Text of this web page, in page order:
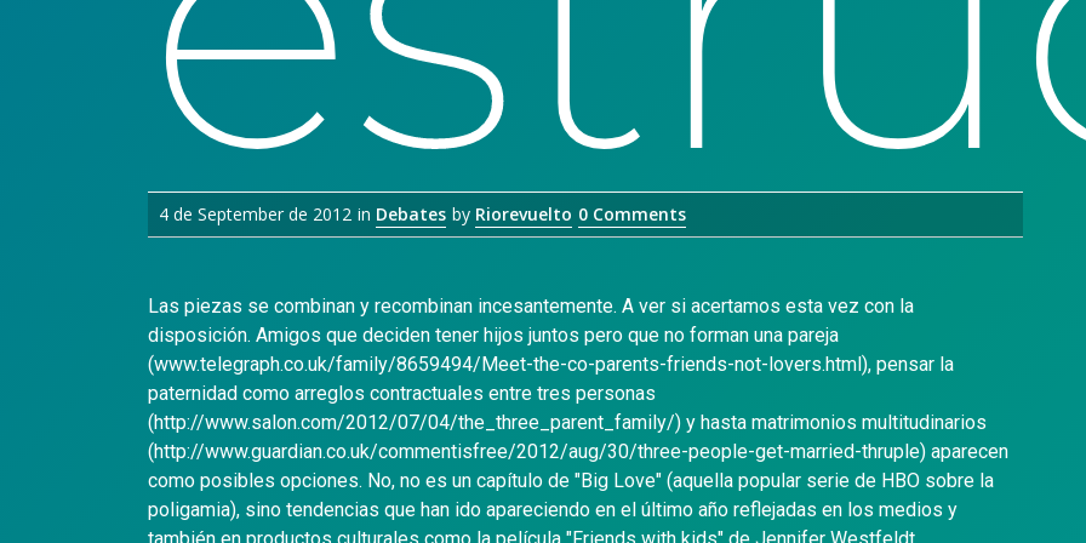
4 de September de 2012 in Debates by Riorevuelto 0 Comments
Las piezas se combinan y recombinan incesantemente. A ver si acertamos esta vez con la
disposición. Amigos que deciden tener hijos juntos pero que no forman una pareja
(www.telegraph.co.uk/family/8659494/Meet-the-co-parents-friends-not-lovers.html), pensar la
paternidad como arreglos contractuales entre tres personas
(http://www.salon.com/2012/07/04/the_three_parent_family/) y hasta matrimonios multitudinarios
(http://www.guardian.co.uk/commentisfree/2012/aug/30/three-people-get-married-thruple) aparecen
como posibles opciones. No, no es un capítulo de "Big Love" (aquella popular serie de HBO sobre la
poligamia), sino tendencias que han ido apareciendo en el último año reflejadas en los medios y